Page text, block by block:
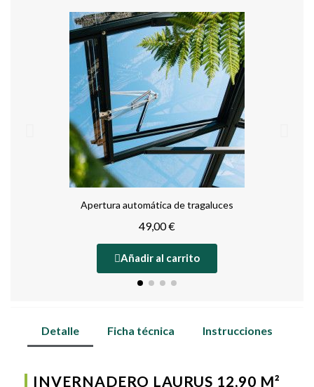
Apertura automática de tragaluces
49,00 €
Añadir al carrito
Detalle Ficha técnica Instrucciones
INVERNADERO LAURUS 12,90 M²